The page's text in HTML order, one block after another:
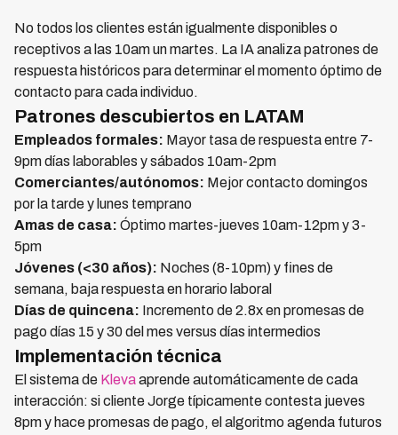
No todos los clientes están igualmente disponibles o
receptivos a las 10am un martes. La IA analiza patrones de
respuesta históricos para determinar el momento óptimo de
contacto para cada individuo.
Patrones descubiertos en LATAM
Empleados formales: Mayor tasa de respuesta entre 7-
9pm días laborables y sábados 10am-2pm
Comerciantes/autónomos: Mejor contacto domingos
por la tarde y lunes temprano
Amas de casa: Óptimo martes-jueves 10am-12pm y 3-
5pm
Jóvenes (<30 años): Noches (8-10pm) y fines de
semana, baja respuesta en horario laboral
Días de quincena: Incremento de 2.8x en promesas de
pago días 15 y 30 del mes versus días intermedios
Implementación técnica
El sistema de Klevaaprende automáticamente de cada
interacción: si cliente Jorge típicamente contesta jueves
8pm y hace promesas de pago, el algoritmo agenda futuros